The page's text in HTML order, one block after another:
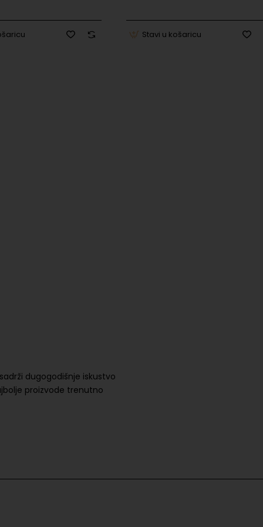
Stavi u košaricu
dugogodišnje iskustvo
proizvode trenutno